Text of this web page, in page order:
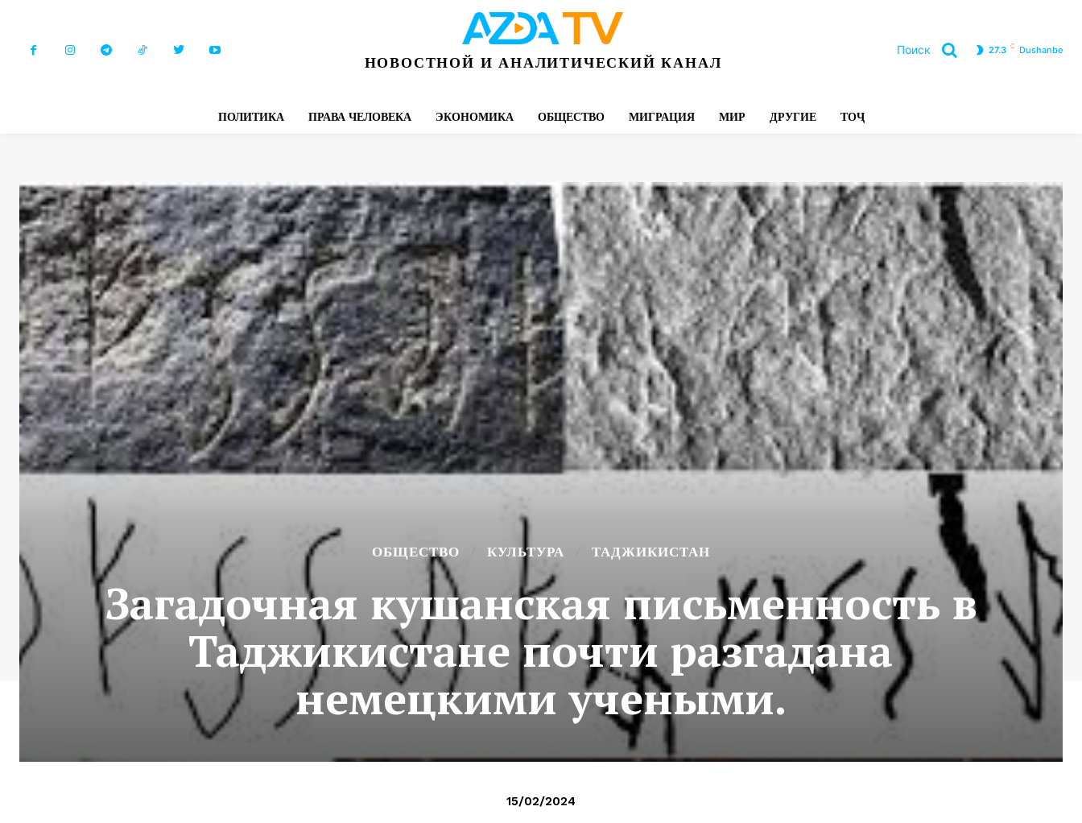
НОВОСТНОЙ И АНАЛИТИЧЕСКИЙ КАНАЛ
Поиск 27.3 C Dushanbe
ПОЛИТИКА ПРАВА ЧЕЛОВЕКА ЭКОНОМИКА ОБЩЕСТВО МИГРАЦИЯ МИР ДРУГИЕ ТОҶ
ОБЩЕСТВО КУЛЬТУРА ТАДЖИКИСТАН
Загадочная кушанская письменность в
Таджикистане почти разгадана
немецкими учеными.
15/02/2024